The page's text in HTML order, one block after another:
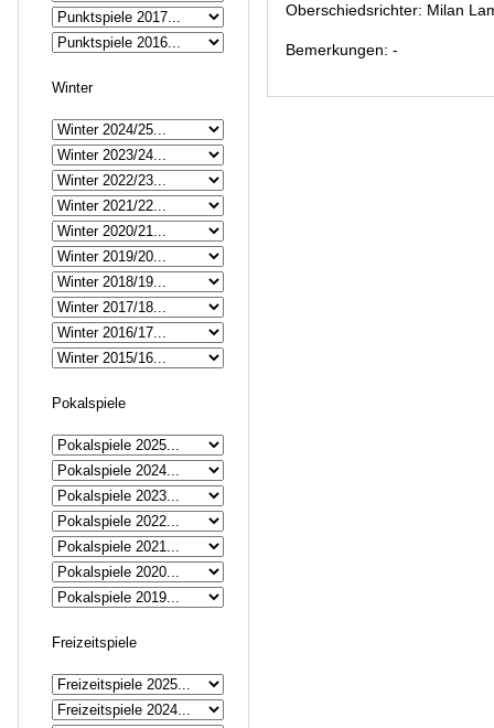
Winter
Pokalspiele
Freizeitspiele
Oberschiedsrichter: Milan
Bemerkungen: -